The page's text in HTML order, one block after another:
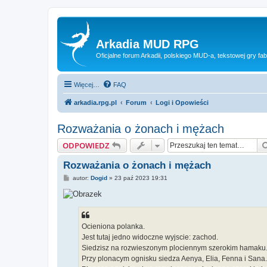
Arkadia MUD RPG
Oficjalne forum Arkadii, polskiego MUD-a, tekstowej gry
Więcej… FAQ
arkadia.rpg.pl Forum Logi i Opowieści
Rozważania o żonach i mężach
ODPOWIEDZ
Rozważania o żonach i mężach
P
s
t
autor: Dogid» 23 paź 2023 19:31
Ocieniona polanka.
Jest tutaj jedno widoczne wyjscie: zachod.
Siedzisz na rozwieszonym plociennym szerokim hamaku.
Przy plonacym ognisku siedza Aenya, Elia, Fenna i Sana.